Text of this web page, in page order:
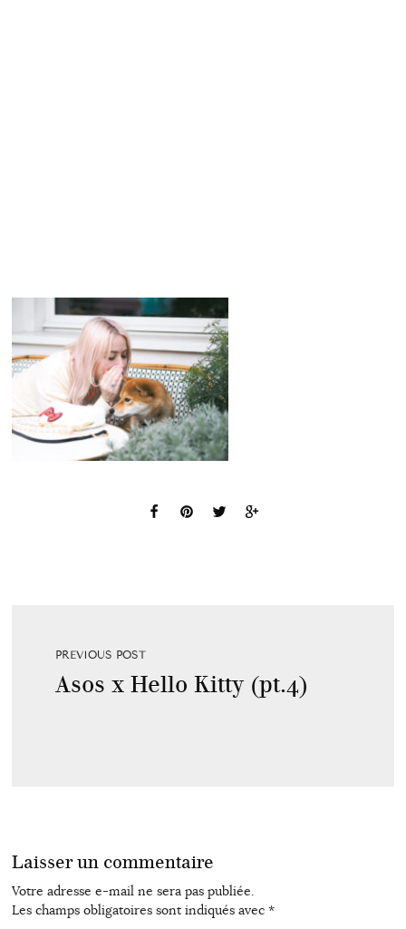
PREVIOUS POST
Asos x Hello Kitty (pt.4)
Laisser un commentaire
Votre adresse e-mail ne sera pas publiée.
Les champs obligatoires sont indiqués avec *